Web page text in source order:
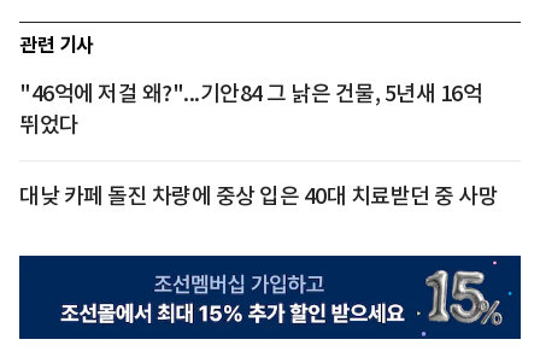
관련 기사
"46억에 저걸 왜?"...기안84 그 낡은 건물, 5년새 16억
뛰었다
대낮 카페 돌진 차량에 중상 입은 40대 치료받던 중 사망